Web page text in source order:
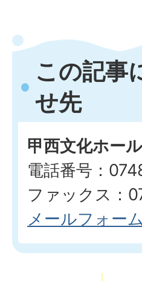
この記事
せ先
甲西文化ホール
電話番号：
ファックス：
メールフォー